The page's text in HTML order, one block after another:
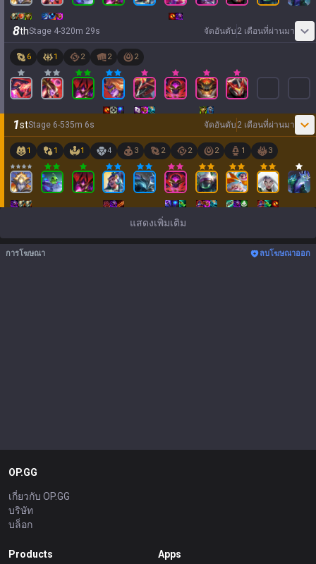
8thStage 4-320m 29s จัดอันดับ 2 เดือนที่ผ่านมา
6 1 2 2 2
1stStage 6-535m 6s จัดอันดับ 2 เดือนที่ผ่านมา
1 1 1 4 3 2 2 2 1 3
แสดงเพิ่มเติม
การโฆษณา ลบโฆษณาออก
OP.GG
เกี่ยวกับ OP.GG
บริษัท
บล็อก
Products Apps